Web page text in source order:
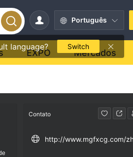
Português
language? Switch
EXPO Mercados
Contato
http://www.mgfxcg.com/